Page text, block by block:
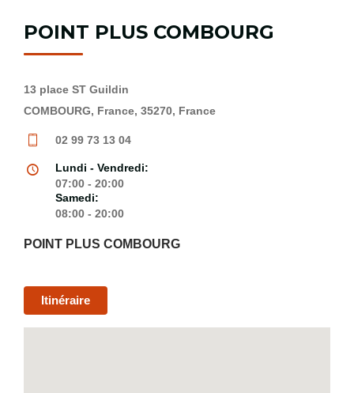
POINT PLUS COMBOURG
13 place ST Guildin
COMBOURG, France, 35270, France
02 99 73 13 04
Lundi - Vendredi:
07:00 - 20:00
Samedi:
08:00 - 20:00
POINT PLUS COMBOURG
Itinéraire